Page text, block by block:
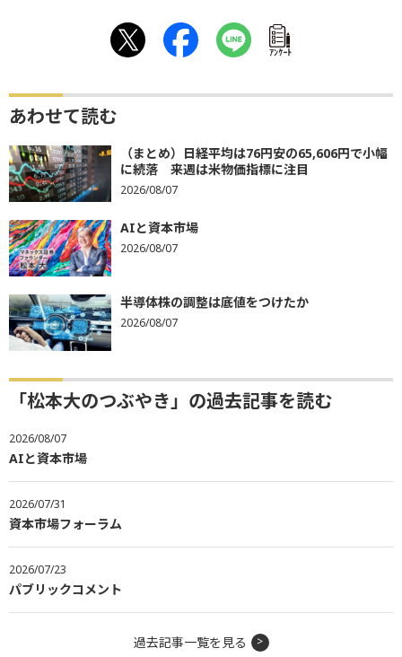
ｱﾝｹｰﾄ
あわせて読む
（まとめ）日経平均は76円安の65,606円で小幅
に続落 来週は米物価指標に注目
2026/08/07
AIと資本市場
2026/08/07
半導体株の調整は底値をつけたか
2026/08/07
「松本大のつぶやき」の過去記事を読む
2026/08/07
AIと資本市場
2026/07/31
資本市場フォーラム
2026/07/23
パブリックコメント
過去記事一覧を見る